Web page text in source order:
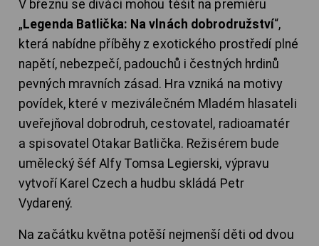
V březnu se diváci mohou těšit na premiéru
„Legenda Batlička: Na vlnách dobrodružství“,
která nabídne příběhy z exotického prostředí plné
napětí, nebezpečí, padouchů i čestných hrdinů
pevných mravních zásad. Hra vzniká na motivy
povídek, které v meziválečném Mladém hlasateli
uveřejňoval dobrodruh, cestovatel, radioamatér
a spisovatel Otakar Batlička. Režisérem bude
umělecký šéf Alfy Tomsa Legierski, výpravu
vytvoří Karel Czech a hudbu skládá Petr
Vydarený.
Na začátku května potěší nejmenší děti od dvou